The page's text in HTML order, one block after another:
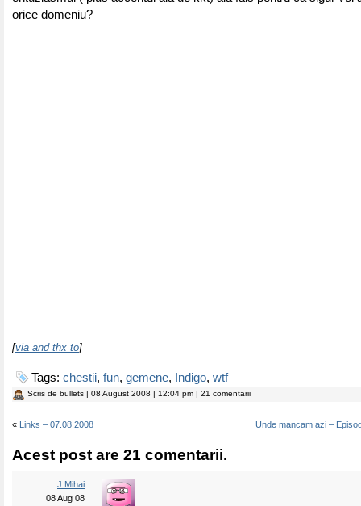
orice domeniu?
[via and thx to]
Tags: chestii, fun, gemene, Indigo, wtf
Scris de bullets | 08 August 2008 | 12:04 pm | 21 comentarii
« Links – 07.08.2008 Unde mancam azi –
Acest post are 21 comentarii.
J.Mihai
08 Aug 08